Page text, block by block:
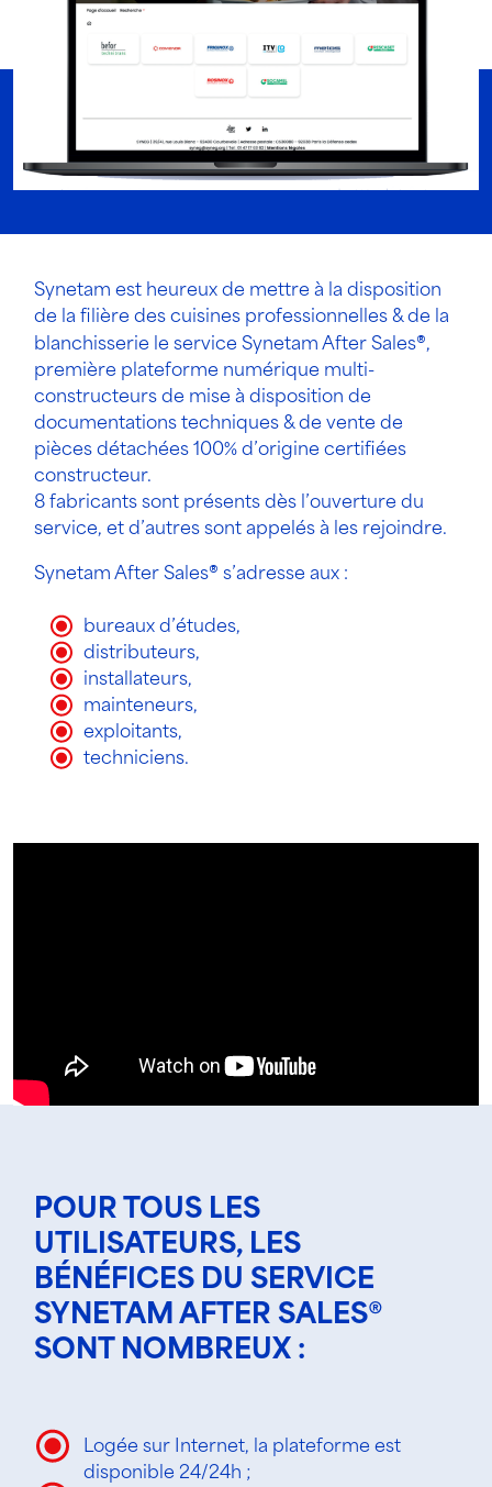
Synetam est heureux de mettre à la disposition
de la filière des cuisines professionnelles & de la
blanchisserie le service Synetam After Sales®,
première plateforme numérique multi-
constructeurs de mise à disposition de
documentations techniques & de vente de
pièces détachées 100% d’origine certifiées
constructeur.
8 fabricants sont présents dès l’ouverture du
service, et d’autres sont appelés à les rejoindre.
Synetam After Sales® s’adresse aux :
bureaux d’études,
distributeurs,
installateurs,
mainteneurs,
exploitants,
techniciens.
POUR TOUS LES
UTILISATEURS, LES
BÉNÉFICES DU SERVICE
SYNETAM AFTER SALES®
SONT NOMBREUX :
Logée sur Internet, la plateforme est
disponible 24/24h ;